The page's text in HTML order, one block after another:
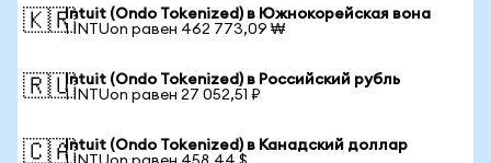
🇰🇷Intuit (Ondo Tokenized) в Южнокорейская вона
1 INTUon равен 462 773,09 ₩
🇷🇺Intuit (Ondo Tokenized) в Российский рубль
1 INTUon равен 27 052,51 ₽
🇨🇦Intuit (Ondo Tokenized) в Канадский доллар